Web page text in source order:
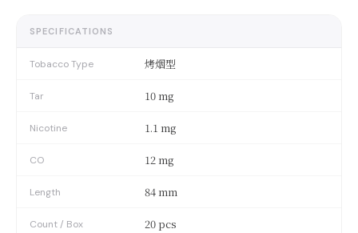
SPECIFICATIONS
Tobacco Type 烤烟型
Tar 10 mg
Nicotine 1.1 mg
CO 12 mg
Length 84 mm
Count / Box 20 pcs